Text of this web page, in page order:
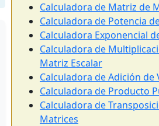
Calculadora de Matriz de
Calculadora de Potencia
Calculadora Exponencial
Calculadora de
Matriz Escalar
Calculadora de Adición de
Calculadora de Producto
Calculadora de
Matrices